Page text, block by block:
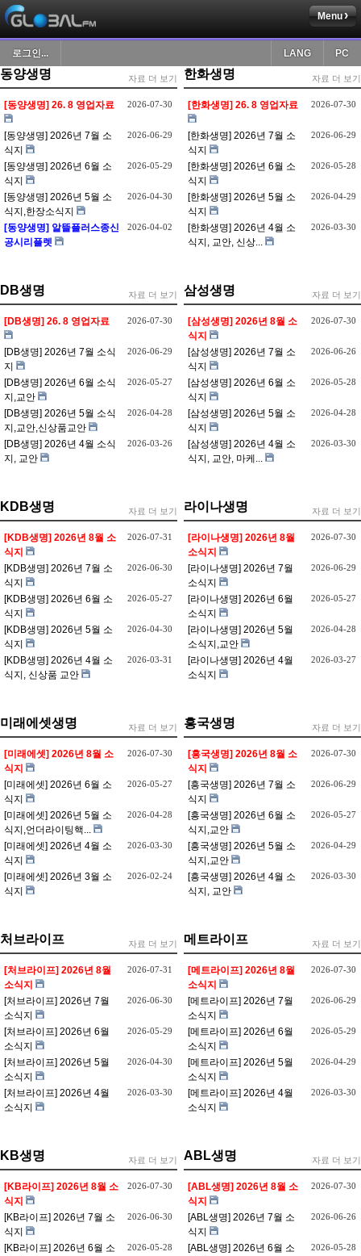
Menu
로그인... PC
LANG
동양생명 자료 더 보기
[동양생명] 26. 8 영업자료 2026-07-30
[동양생명] 2026년 7월 소
식지
2026-06-29
[동양생명] 2026년 6월 소
식지
2026-05-29
[동양생명] 2026년 5월 소
식지,한장소식지
2026-04-30
[동양생명] 알뜰플러스종신
공시리플렛
2026-04-02
한화생명 자료 더 보기
[한화생명] 26. 8 영업자료 2026-07-30
[한화생명] 2026년 7월 소
식지
2026-06-29
[한화생명] 2026년 6월 소
식지
2026-05-28
[한화생명] 2026년 5월 소
식지
2026-04-29
[한화생명] 2026년 4월 소
식지, 교안, 신상...
2026-03-30
DB생명 자료 더 보기
[DB생명] 26. 8 영업자료 2026-07-30
[DB생명] 2026년 7월 소식
지
2026-06-29
[DB생명] 2026년 6월 소식
지,교안
2026-05-27
[DB생명] 2026년 5월 소식
지,교안,신상품교안
2026-04-28
[DB생명] 2026년 4월 소식
지, 교안
2026-03-26
삼성생명 자료 더 보기
[삼성생명] 2026년 8월 소
식지
2026-07-30
[삼성생명] 2026년 7월 소
식지
2026-06-26
[삼성생명] 2026년 6월 소
식지
2026-05-28
[삼성생명] 2026년 5월 소
식지
2026-04-28
[삼성생명] 2026년 4월 소
식지, 교안, 마케...
2026-03-30
KDB생명 자료 더 보기
[KDB생명] 2026년 8월 소
식지
2026-07-31
[KDB생명] 2026년 7월 소
식지
2026-06-30
[KDB생명] 2026년 6월 소
식지
2026-05-27
[KDB생명] 2026년 5월 소
식지
2026-04-30
[KDB생명] 2026년 4월 소
식지, 신상품 교안
2026-03-31
라이나생명 자료 더 보기
[라이나생명] 2026년 8월
소식지
2026-07-30
[라이나생명] 2026년 7월
소식지
2026-06-29
[라이나생명] 2026년 6월
소식지
2026-05-27
[라이나생명] 2026년 5월
소식지,교안
2026-04-28
[라이나생명] 2026년 4월
소식지
2026-03-27
흥국생명 자료 더 보기
[흥국생명] 2026년 8월 소
식지
2026-07-30
[흥국생명] 2026년 7월 소
식지
2026-06-29
[흥국생명] 2026년 6월 소
식지,교안
2026-05-27
[흥국생명] 2026년 5월 소
식지,교안
2026-04-29
[흥국생명] 2026년 4월 소
식지, 교안
2026-03-30
미래에셋생명 자료 더 보기
[미래에셋] 2026년 8월 소
식지
2026-07-30
[미래에셋] 2026년 6월 소
식지
2026-05-27
[미래에셋] 2026년 5월 소
식지,언더라이팅핵...
2026-04-28
[미래에셋] 2026년 4월 소
식지
2026-03-30
[미래에셋] 2026년 3월 소
식지
2026-02-24
처브라이프 자료 더 보기
[처브라이프] 2026년 8월
소식지
2026-07-31
[처브라이프] 2026년 7월
소식지
2026-06-30
[처브라이프] 2026년 6월
소식지
2026-05-29
[처브라이프] 2026년 5월
소식지
2026-04-30
[처브라이프] 2026년 4월
소식지
2026-03-30
메트라이프 자료 더 보기
[메트라이프] 2026년 8월
소식지
2026-07-30
[메트라이프] 2026년 7월
소식지
2026-06-29
[메트라이프] 2026년 6월
소식지
2026-05-29
[메트라이프] 2026년 5월
소식지
2026-04-29
[메트라이프] 2026년 4월
소식지
2026-03-30
KB생명 자료 더 보기
[KB라이프] 2026년 8월 소
식지
2026-07-30
[KB라이프] 2026년 7월 소
식지
2026-06-30
[KB라이프] 2026년 6월 소
2026-05-28
ABL생명 자료 더 보기
[ABL생명] 2026년 8월 소
식지
2026-07-30
[ABL생명] 2026년 7월 소
식지
2026-06-26
[ABL생명] 2026년 6월 소
2026-05-28